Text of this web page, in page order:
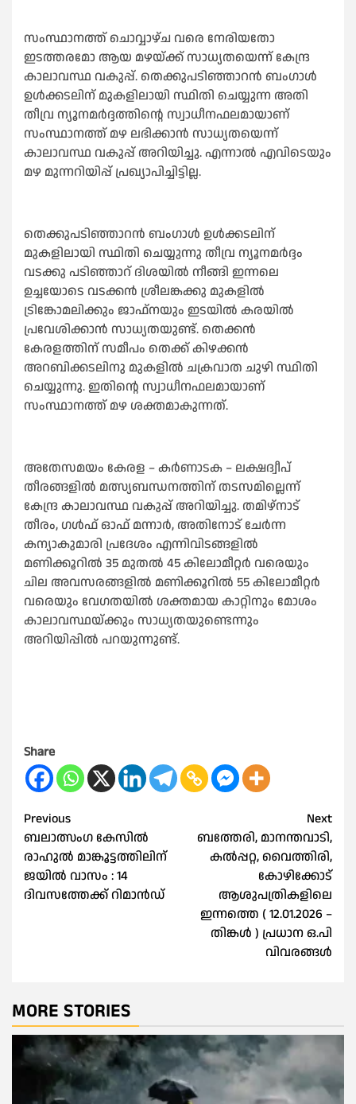
സംസ്ഥാനത്ത് ചൊവ്വാഴ്ച വരെ നേരിയതോ
ഇടത്തരമോ ആയ മഴയ്ക്ക് സാധ്യതയെന്ന് കേന്ദ്ര
കാലാവസ്ഥ വകുപ്പ്. തെക്കുപടിഞ്ഞാറന്‍ ബംഗാള്‍
ഉള്‍ക്കടലിന് മുകളിലായി സ്ഥിതി ചെയ്യുന്ന അതി
തീവ്ര ന്യൂനമര്‍ദ്ദത്തിന്റെ സ്വാധീനഫലമായാണ്
സംസ്ഥാനത്ത് മഴ ലഭിക്കാൻ സാധ്യതയെന്ന്
കാലാവസ്ഥ വകുപ്പ് അറിയിച്ചു. എന്നാല്‍ എവിടെയും
മഴ മുന്നറിയിപ്പ് പ്രഖ്യാപിച്ചിട്ടില്ല.
തെക്കുപടിഞ്ഞാറന്‍ ബംഗാള്‍ ഉള്‍ക്കടലിന്
മുകളിലായി സ്ഥിതി ചെയ്യുന്നു തീവ്ര ന്യൂനമർദ്ദം
വടക്കു പടിഞ്ഞാറ് ദിശയില്‍ നീങ്ങി ഇന്നലെ
ഉച്ചയോടെ വടക്കൻ ശ്രീലങ്കക്കു മുകളില്‍
ട്രിങ്കോമലിക്കും ജാഫ്നയും ഇടയില്‍ കരയില്‍
പ്രവേശിക്കാൻ സാധ്യതയുണ്ട്. തെക്കൻ
കേരളത്തിന് സമീപം തെക്ക് കിഴക്കൻ
അറബിക്കടലിനു മുകളില്‍ ചക്രവാത ചുഴി സ്ഥിതി
ചെയ്യുന്നു. ഇതിന്റെ സ്വാധീനഫലമായാണ്
സംസ്ഥാനത്ത് മഴ ശക്തമാകുന്നത്.
അതേസമയം കേരള – കർണാടക – ലക്ഷദ്വീപ്
തീരങ്ങളില്‍ മത്സ്യബന്ധനത്തിന് തടസമില്ലെന്ന്
കേന്ദ്ര കാലാവസ്ഥ വകുപ്പ് അറിയിച്ചു. തമിഴ്‌നാട്
തീരം, ഗള്‍ഫ് ഓഫ് മന്നാർ, അതിനോട് ചേർന്ന
കന്യാകുമാരി പ്രദേശം എന്നിവിടങ്ങളില്‍
മണിക്കൂറില്‍ 35 മുതല്‍ 45 കിലോമീറ്റർ വരെയും
ചില അവസരങ്ങളില്‍ മണിക്കൂറില്‍ 55 കിലോമീറ്റർ
വരെയും വേഗതയില്‍ ശക്തമായ കാറ്റിനും മോശം
കാലാവസ്ഥയ്ക്കും സാധ്യതയുണ്ടെന്നും
അറിയിപ്പില്‍ പറയുന്നുണ്ട്.
Share
Post
navigation
Previous
ബലാത്സംഗ കേസില്‍
രാഹുല്‍ മാങ്കൂട്ടത്തിലിന്
ജയില്‍ വാസം : 14
ദിവസത്തേക്ക് റിമാൻഡ്
Next
ബത്തേരി, മാനന്തവാടി,
കൽപ്പറ്റ, വൈത്തിരി,
കോഴിക്കോട്
ആശുപത്രികളിലെ
ഇന്നത്തെ ( 12.01.2026 –
തിങ്കൾ ) പ്രധാന ഒ.പി
വിവരങ്ങൾ
MORE STORIES